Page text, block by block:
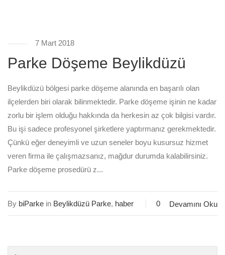
7 Mart 2018
Parke Döşeme Beylikdüzü
Beylikdüzü bölgesi parke döşeme alanında en başarılı olan
ilçelerden biri olarak bilinmektedir. Parke döşeme işinin ne kadar
zorlu bir işlem olduğu hakkında da herkesin az çok bilgisi vardır.
Bu işi sadece profesyonel şirketlere yaptırmanız gerekmektedir.
Çünkü eğer deneyimli ve uzun seneler boyu kusursuz hizmet
veren firma ile çalışmazsanız, mağdur durumda kalabilirsiniz.
Parke döşeme prosedürü z...
Devamını Oku
By biParke in Beylikdüzü Parke, haber 0